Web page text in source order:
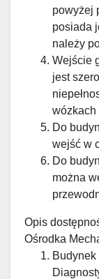
powyżej
posiada
należy
Wejście
jest
wózkach
Do
wejść w
Do
można
Opis
Ośrodka